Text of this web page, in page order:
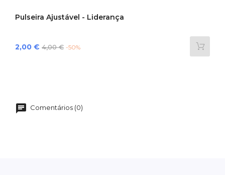
Pulseira Ajustável - Liderança
Preço
2,00 € Preço
4,00 € -50%
Comentários (0)